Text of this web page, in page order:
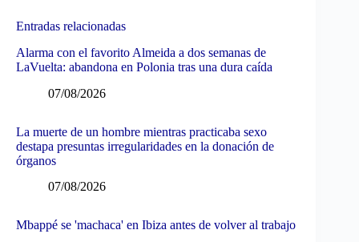
Entradas relacionadas
Alarma con el favorito Almeida a dos semanas de
LaVuelta: abandona en Polonia tras una dura caída
07/08/2026
La muerte de un hombre mientras practicaba sexo
destapa presuntas irregularidades en la donación de
órganos
07/08/2026
Mbappé se 'machaca' en Ibiza antes de volver al trabajo